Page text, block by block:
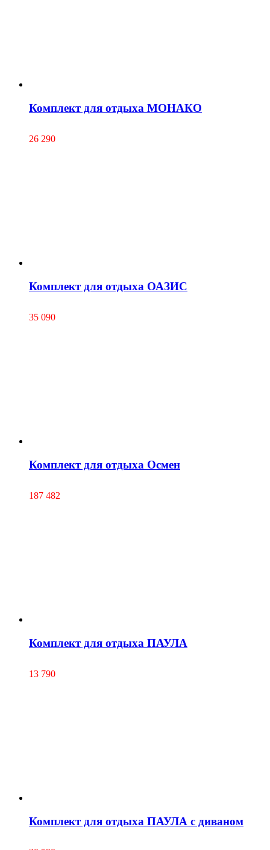
Комплект для отдыха МОНАКО
26 290
Комплект для отдыха ОАЗИС
35 090
Комплект для отдыха Осмен
187 482
Комплект для отдыха ПАУЛА
13 790
Комплект для отдыха ПАУЛА с диваном